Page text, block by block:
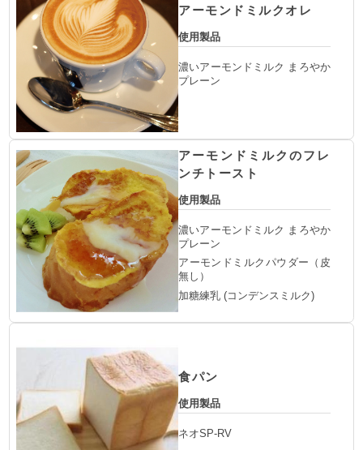
アーモンドミルクオレ
使用製品
濃いアーモンドミルク まろやか
プレーン
アーモンドミルクのフレ
ンチトースト
使用製品
濃いアーモンドミルク まろやか
プレーン
アーモンドミルクパウダー（皮
無し）
加糖練乳 (コンデンスミルク)
食パン
使用製品
ネオSP-RV